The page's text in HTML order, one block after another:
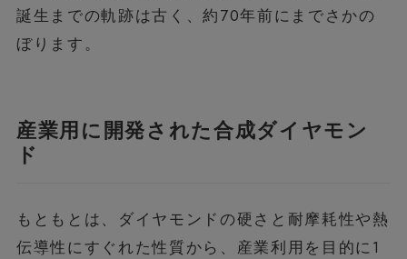
誕生までの軌跡は古く、約70年前にまでさかの
ぼります。
産業用に開発された合成ダイヤモン
ド
もともとは、ダイヤモンドの硬さと耐摩耗性や熱
伝導性にすぐれた性質から、産業利用を目的に1